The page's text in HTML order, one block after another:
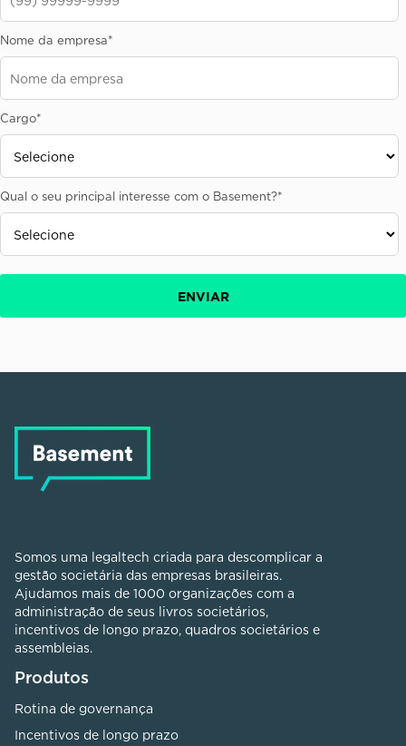
Nome da empresa*
Cargo*
Qual o seu principal interesse com o Basement?*
Somos uma legaltech criada para descomplicar a
gestão societária das empresas brasileiras.
Ajudamos mais de 1000 organizações com a
administração de seus livros societários,
incentivos de longo prazo, quadros societários e
assembleias.
Produtos
Rotina de governança
Incentivos de longo prazo